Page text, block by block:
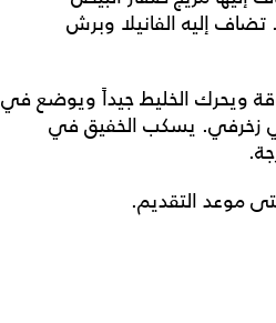
إليه الفانيلا وبرش
ويحرك الخليط جيداً ويوضع في
زخرفي. يسكب الخفيق في
موعد التقديم.